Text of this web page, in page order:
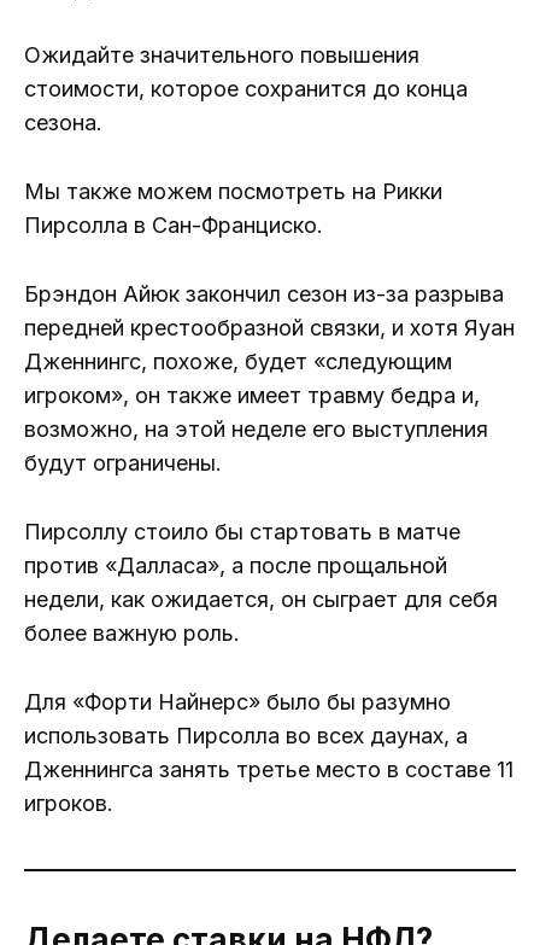
Ожидайте значительного повышения
стоимости, которое сохранится до конца
сезона.
Мы также можем посмотреть на Рикки
Пирсолла в Сан-Франциско.
Брэндон Айюк закончил сезон из-за разрыва
передней крестообразной связки, и хотя Яуан
Дженнингс, похоже, будет «следующим
игроком», он также имеет травму бедра и,
возможно, на этой неделе его выступления
будут ограничены.
Пирсоллу стоило бы стартовать в матче
против «Далласа», а после прощальной
недели, как ожидается, он сыграет для себя
более важную роль.
Для «Форти Найнерс» было бы разумно
использовать Пирсолла во всех даунах, а
Дженнингса занять третье место в составе 11
игроков.